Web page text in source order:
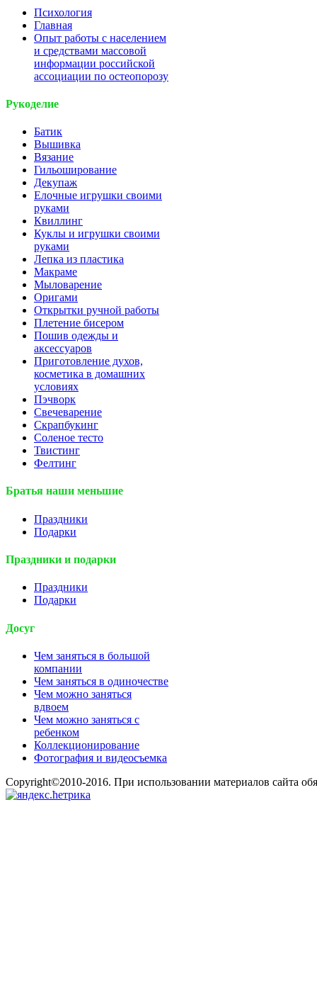
Психология
Главная
Опыт работы с населением
и средствами массовой
информации российской
ассоциации по остеопорозу
Рукоделие
Батик
Вышивка
Вязание
Гильоширование
Декупаж
Елочные игрушки своими
руками
Квиллинг
Куклы и игрушки своими
руками
Лепка из пластика
Макраме
Мыловарение
Оригами
Открытки ручной работы
Плетение бисером
Пошив одежды и
аксессуаров
Приготовление духов,
косметика в домашних
условиях
Пэчворк
Свечеварение
Скрапбукинг
Соленое тесто
Твистинг
Фелтинг
Братья наши меньшие
Праздники
Подарки
Праздники и подарки
Праздники
Подарки
Досуг
Чем заняться в большой
компании
Чем заняться в одиночестве
Чем можно заняться
вдвоем
Чем можно заняться с
ребенком
Коллекционирование
Фотография и видеосъемка
Copyright©2010-2016. При использовании материалов сайта